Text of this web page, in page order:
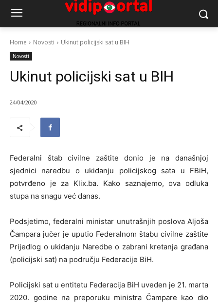
Home Novosti Ukinut policijski sat u BIH
Novosti
Ukinut policijski sat u BIH
24/04/2020
Federalni štab civilne zaštite donio je na današnjoj
sjednici naredbu o ukidanju policijskog sata u FBiH,
potvrđeno je za Klix.ba. Kako saznajemo, ova odluka
stupa na snagu već danas.
Podsjetimo, federalni ministar unutrašnjih poslova Aljoša
Čampara jučer je uputio Federalnom štabu civilne zaštite
Prijedlog o ukidanju Naredbe o zabrani kretanja građana
(policijski sat) na području Federacije BiH.
Policijski sat u entitetu Federacija BiH uveden je 21. marta
2020. godine na preporuku ministra Čampare kao dio